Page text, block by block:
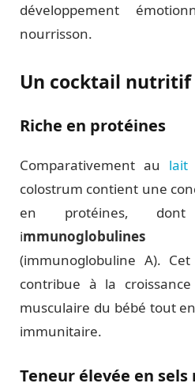
développement
nourrisson.
Un cocktail
Riche en protéines
Comparativement au lait
colostrum contient une
en protéines,
i
(immunoglobuline A).
contribue à la
musculaire du bébé tout
immunitaire.
Teneur élevée en